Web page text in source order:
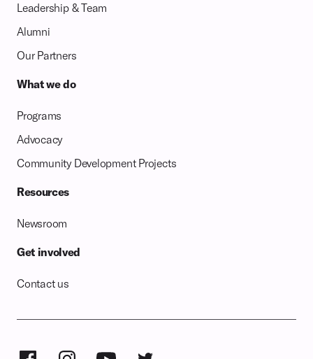
Leadership & Team
Alumni
Our Partners
What we do
Programs
Advocacy
Community Development Projects
Resources
Newsroom
Get involved
Contact us